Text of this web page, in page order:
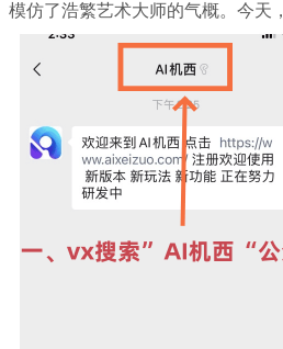
模仿了浩繁艺术大师的气概。今天，